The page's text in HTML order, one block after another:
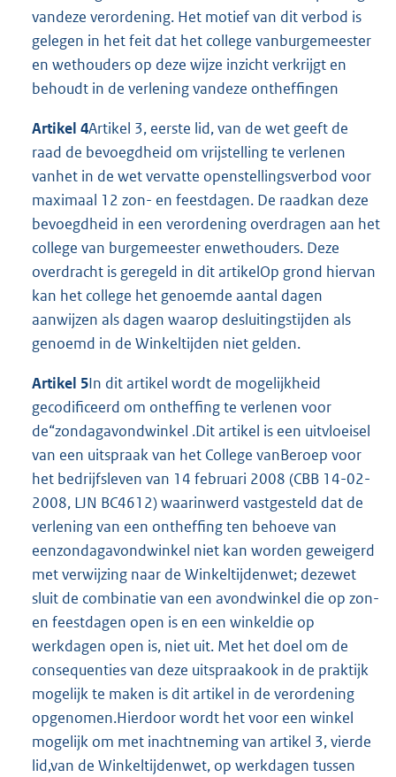
vandeze verordening. Het motief van dit verbod is
gelegen in het feit dat het college vanburgemeester
en wethouders op deze wijze inzicht verkrijgt en
behoudt in de verlening vandeze ontheffingen
Artikel 4Artikel 3, eerste lid, van de wet geeft de
raad de bevoegdheid om vrijstelling te verlenen
vanhet in de wet vervatte openstellingsverbod voor
maximaal 12 zon- en feestdagen. De raadkan deze
bevoegdheid in een verordening overdragen aan het
college van burgemeester enwethouders. Deze
overdracht is geregeld in dit artikelOp grond hiervan
kan het college het genoemde aantal dagen
aanwijzen als dagen waarop desluitingstijden als
genoemd in de Winkeltijden niet gelden.
Artikel 5In dit artikel wordt de mogelijkheid
gecodificeerd om ontheffing te verlenen voor
de“zondagavondwinkel .Dit artikel is een uitvloeisel
van een uitspraak van het College vanBeroep voor
het bedrijfsleven van 14 februari 2008 (CBB 14-02-
2008, LJN BC4612) waarinwerd vastgesteld dat de
verlening van een ontheffing ten behoeve van
eenzondagavondwinkel niet kan worden geweigerd
met verwijzing naar de Winkeltijdenwet; dezewet
sluit de combinatie van een avondwinkel die op zon-
en feestdagen open is en een winkeldie op
werkdagen open is, niet uit. Met het doel om de
consequenties van deze uitspraakook in de praktijk
mogelijk te maken is dit artikel in de verordening
opgenomen.Hierdoor wordt het voor een winkel
mogelijk om met inachtneming van artikel 3, vierde
lid,van de Winkeltijdenwet, op werkdagen tussen